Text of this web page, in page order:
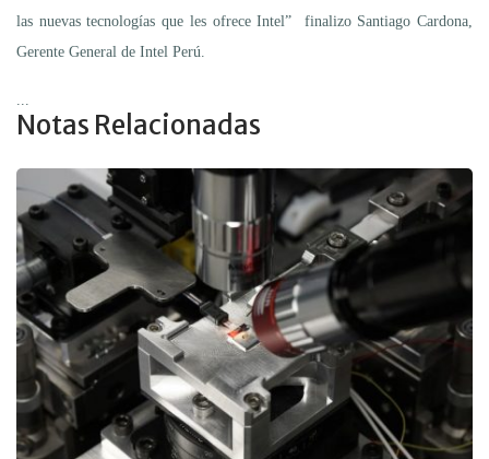
las nuevas tecnologías que les ofrece Intel” finalizo Santiago Cardona,
Gerente General de Intel Perú.
Notas Relacionadas